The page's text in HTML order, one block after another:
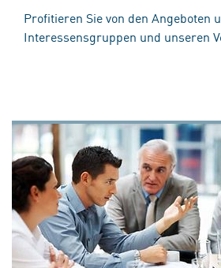
Profitieren Sie von den Angeboten
Interessensgruppen und unseren